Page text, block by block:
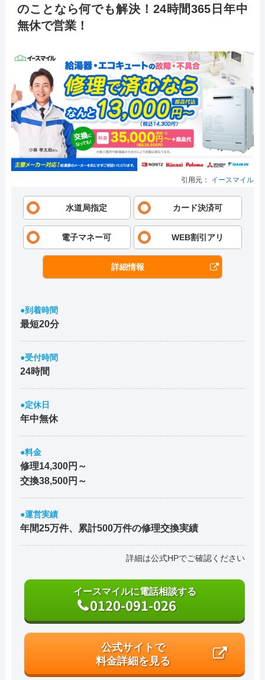
のことなら何でも解決！24時間365日年中
無休で営業！
引用元： イースマイル
水道局指定 カード決済可
電子マネー可 WEB割引アリ
詳細情報
●到着時間
最短20分
●受付時間
24時間
●定休日
年中無休
●料金
修理14,300円～
交換38,500円～
●運営実績
年間25万件、累計500万件の修理交換実績
詳細は公式HPでご確認ください
イースマイルに電話相談する
0120-091-026
公式サイトで
料金詳細を見る